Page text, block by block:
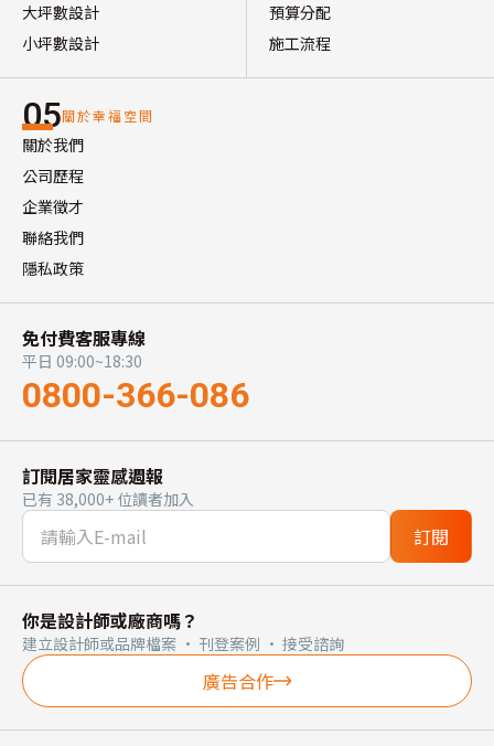
大坪數設計
小坪數設計
預算分配
施工流程
05關於幸福空間
關於我們
公司歷程
企業徵才
聯絡我們
隱私政策
免付費客服專線
平日 09:00~18:30
0800-366-086
訂閱居家靈感週報
已有 38,000+ 位讀者加入
訂閱
你是設計師或廠商嗎？
建立設計師或品牌檔案 · 刊登案例 · 接受諮詢
廣告合作